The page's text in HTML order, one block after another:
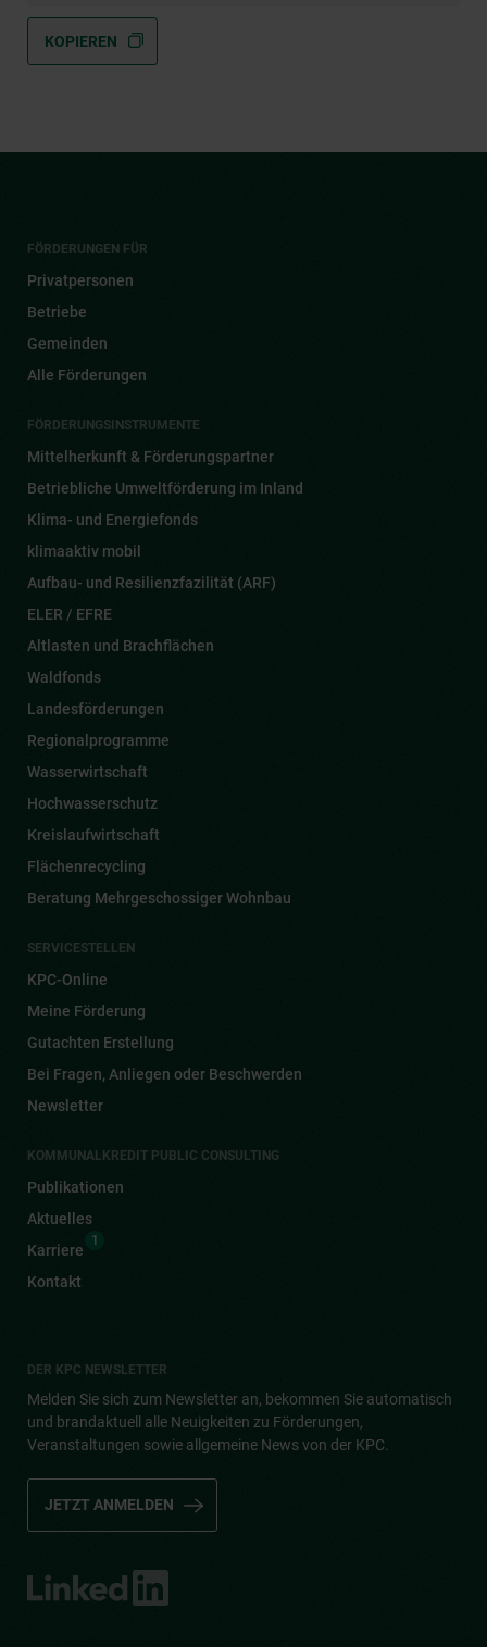
KOPIEREN
FÖRDERUNGEN FÜR
Privatpersonen
Betriebe
Gemeinden
Alle Förderungen
FÖRDERUNGSINSTRUMENTE
Mittelherkunft & Förderungspartner
Betriebliche Umweltförderung im Inland
Klima- und Energiefonds
klimaaktiv mobil
Aufbau- und Resilienzfazilität (ARF)
ELER / EFRE
Altlasten und Brachflächen
Waldfonds
Landesförderungen
Regionalprogramme
Wasserwirtschaft
Hochwasserschutz
Kreislaufwirtschaft
Flächenrecycling
Beratung Mehrgeschossiger Wohnbau
SERVICESTELLEN
KPC-Online
Meine Förderung
Gutachten Erstellung
Bei Fragen, Anliegen oder Beschwerden
Newsletter
KOMMUNALKREDIT PUBLIC CONSULTING
Publikationen
Aktuelles
Karriere
1
Kontakt
DER KPC NEWSLETTER
Melden Sie sich zum Newsletter an, bekommen Sie automatisch
und brandaktuell alle Neuigkeiten zu Förderungen,
Veranstaltungen sowie allgemeine News von der KPC.
JETZT ANMELDEN